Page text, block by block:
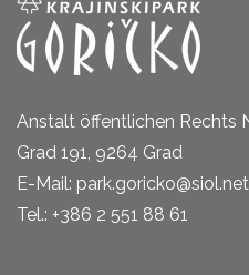
Anstalt öffentlichen Rechts
Grad 191, 9264 Grad
E-Mail: park.goricko@siol.net
Tel.: +386 2 551 88 61